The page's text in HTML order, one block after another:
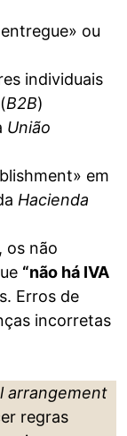
ou
individuais
B2B)
União
em
Hacienda
os não
“não há IVA
Erros de
incorretas
arrangement
regras